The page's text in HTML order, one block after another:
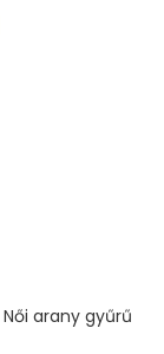
Női arany gyűrű